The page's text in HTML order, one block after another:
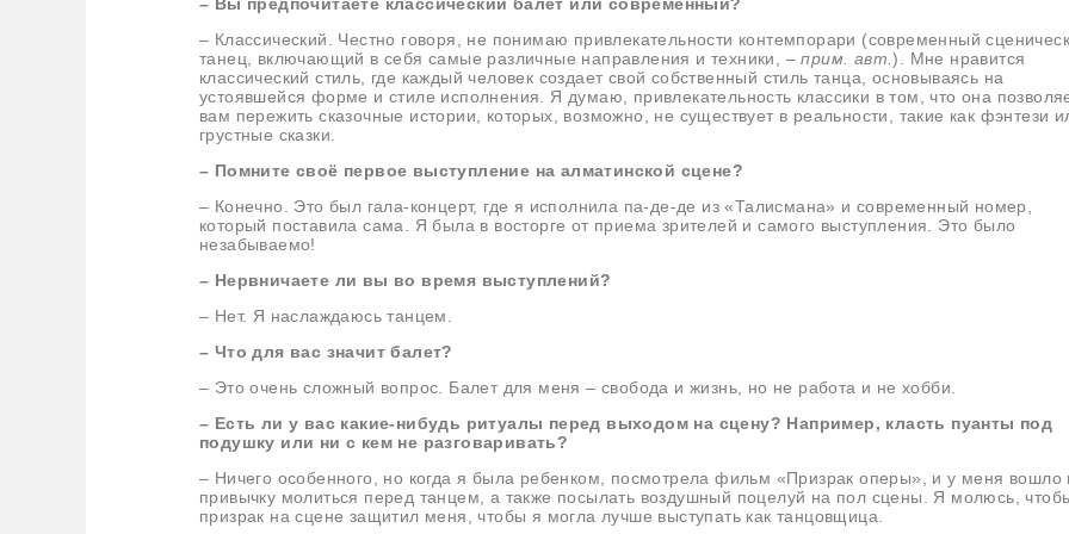
– Классический. Честно говоря, не понимаю привлекательности контемпорари (современный
танец, включающий в себя самые различные направления и техники, –прим. авт.). Мне нравится
классический стиль, где каждый человек создает свой собственный стиль танца, основываясь на
устоявшейся форме и стиле исполнения. Я думаю, привлекательность классики в том, что она
вам пережить сказочные истории, которых, возможно, не существует в реальности, такие как фэнтези
грустные сказки.
– Помните своё первое выступление на алматинской сцене?
– Конечно. Это был гала-концерт, где я исполнила па-де-де из «Талисмана» и современный номер,
который поставила сама. Я была в восторге от приема зрителей и самого выступления. Это было
незабываемо!
– Нервничаете ли вы во время выступлений?
– Нет. Я наслаждаюсь танцем.
– Что для вас значит балет?
– Это очень сложный вопрос. Балет для меня – свобода и жизнь, но не работа и не хобби.
– Есть ли у вас какие-нибудь ритуалы перед выходом на сцену? Например, класть пуанты под
подушку или ни с кем не разговаривать?
– Ничего особенного, но когда я была ребенком, посмотрела фильм «Призрак оперы», и у меня вошло
привычку молиться перед танцем, а также посылать воздушный поцелуй на пол сцены. Я молюсь,
призрак на сцене защитил меня, чтобы я могла лучше выступать как танцовщица.